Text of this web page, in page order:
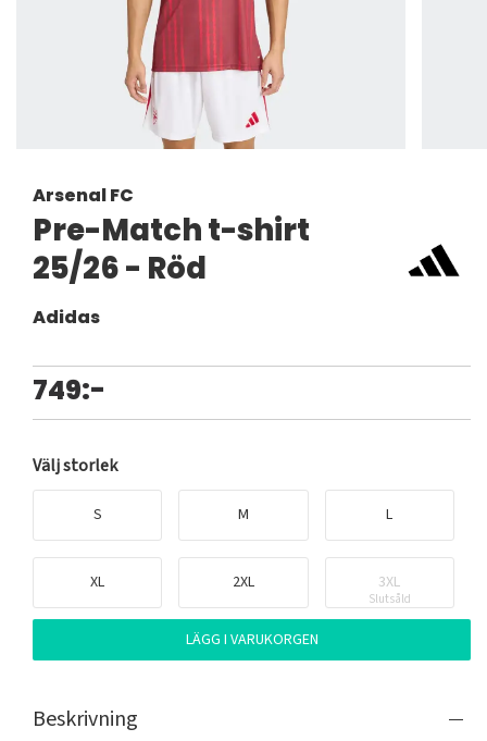
Arsenal FC
Pre-Match t-shirt
25/26 - Röd
Adidas
749:-
Välj storlek
S M L
XL 2XL 3XL
Slutsåld
LÄGG I VARUKORGEN
Beskrivning